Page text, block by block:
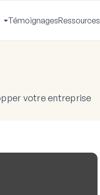
Activer
le
TémoignagesRessources
votre entreprise